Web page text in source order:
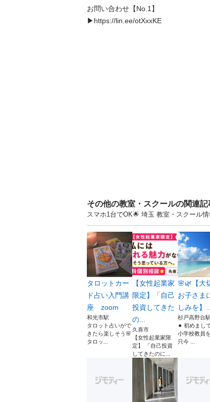
お問い合わせ【No.1】
▶https://lin.ee/otXxxKE
その他の教室・スクールの関連記
スマホ1台でOK🌟 埼玉 教室・スクール
タロットカー
ド占い入門講
座 zoom
和光市駅
タロット占いがで
きたら楽しそう🌸
タロッ...
【女性起業家
限定】「自己
投資してきた
の...
久喜市
【女性起業家限
定】 「自己投資
してきたのに...
🌸🌿【大
お子さま
しみを】...
杉戸高野台駅
⚫︎ 初めまし
小学校教員
只今 ...